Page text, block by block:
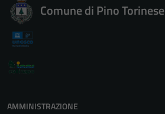
Comune di Pino Torinese
AMMINISTRAZIONE